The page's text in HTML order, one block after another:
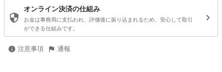
オンライン決済の仕組み
お金は事務局に支払われ、評価後に振り込まれるため、安心して取引
ができる仕組みです。
注意事項 通報